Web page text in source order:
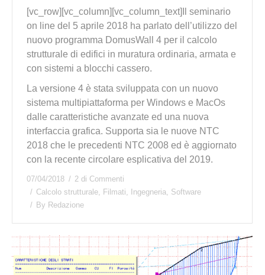
[vc_row][vc_column][vc_column_text]Il seminario
on line del 5 aprile 2018 ha parlato dell’utilizzo del
nuovo programma DomusWall 4 per il calcolo
strutturale di edifici in muratura ordinaria, armata e
con sistemi a blocchi cassero.
La versione 4 è stata sviluppata con un nuovo
sistema multipiattaforma per Windows e MacOs
dalle caratteristiche avanzate ed una nuova
interfaccia grafica. Supporta sia le nuove NTC
2018 che le precedenti NTC 2008 ed è aggiornato
con la recente circolare esplicativa del 2019.
07/04/2018
2 di Commenti
Calcolo strutturale, Filmati, Ingegneria, Software
By Redazione